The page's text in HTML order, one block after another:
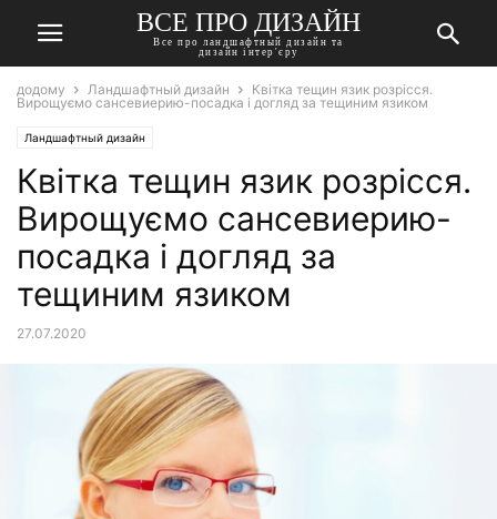
ВСЕ ПРО ДИЗАЙН
Все про ландшафтный дизайн та
дизайн інтер'єру
додому Ландшафтный дизайн
Квітка тещин язик розрісся.
Вирощуємо сансевиерию-посадка і догляд за тещиним язиком
Ландшафтный дизайн
Квітка тещин язик розрісся.
Вирощуємо сансевиерию-
посадка і догляд за
тещиним язиком
27.07.2020